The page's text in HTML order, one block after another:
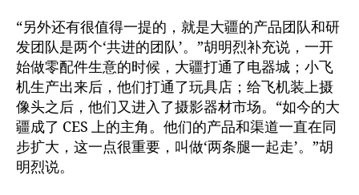
“另外还有很值得一提的，就是大疆的产品团队和研
发团队是两个‘共进的团队’。”胡明烈补充说，一开
始做零配件生意的时候，大疆打通了电器城；小飞
机生产出来后，他们打通了玩具店；给飞机装上摄
像头之后，他们又进入了摄影器材市场。“如今的大
疆成了 CES 上的主角。他们的产品和渠道一直在同
步扩大，这一点很重要，叫做‘两条腿一起走’。”胡
明烈说。